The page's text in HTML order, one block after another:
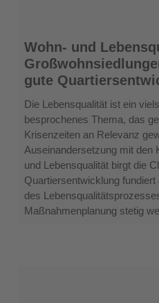
Wohn-
und
Lebensqualität
in
Großwohnsiedlungen:
für
gute
Quartiersentwicklung
Wohn- und
gute
Die Lebensqualität ist ein
besprochenes Thema, das
Krisenzeiten an Relevanz
Auseinandersetzung mit den
und Lebensqualität birgt die
Quartiersentwicklung
des
Maßnahmenplanung stetig